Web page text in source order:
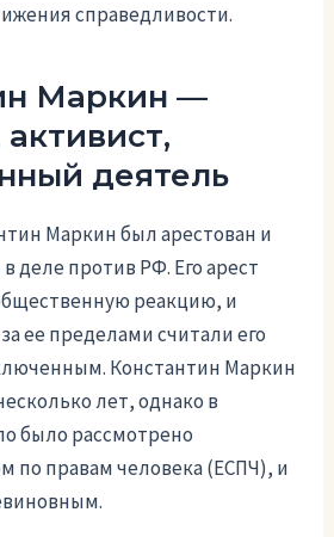
справедливости.
Маркин —
деятель
Маркин был арестован и
деле против РФ. Его арест
реакцию, и
ее пределами считали его
Константин Маркин
лет, однако в
было рассмотрено
по правам человека (ЕСПЧ), и